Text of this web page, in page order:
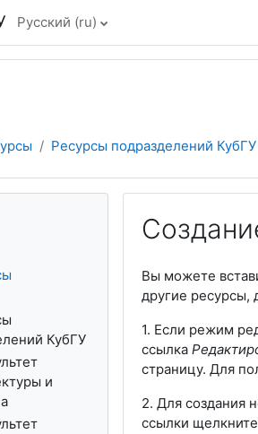
Русский ‎(ru)‎
Ресурсы подразделений КубГУ
Вы можете
другие ресурсы,
1. Если режим
ссылка
страницу. Для
2. Для создания
ссылки
КубГУ
и